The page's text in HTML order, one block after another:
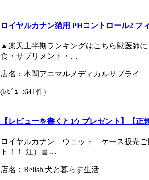
ロイヤルカナン猫用 PHコントロール2 フ
▲楽天上半期ランキングはこちら獣医師
食・サプリメント・…
店名：本間アニマルメディカルサプライ
(ﾚﾋﾞｭｰ:641件)
【レビューを書くと1ケプレゼント】【
ロイヤルカナン ウェット ケース販売ご
ト！！ 注）書…
店名：Relish 犬と暮らす生活